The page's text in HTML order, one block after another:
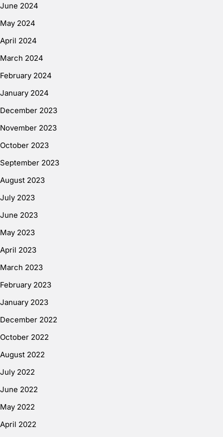
June 2024
May 2024
April 2024
March 2024
February 2024
January 2024
December 2023
November 2023
October 2023
September 2023
August 2023
July 2023
June 2023
May 2023
April 2023
March 2023
February 2023
January 2023
December 2022
October 2022
August 2022
July 2022
June 2022
May 2022
April 2022